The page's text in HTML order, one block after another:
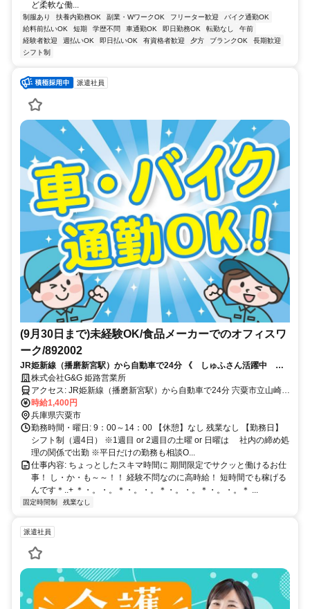
ど柔軟な働...
制服あり 扶養内勤務OK 副業・WワークOK フリーター歓迎
バイク通勤OK
給料前払いOK
短期 学歴不問 車通勤OK 即日勤務OK 転勤なし
午前
経験者歓迎
週払いOK 即日払いOK 有資格者歓迎 夕方 ブランクOK
長期歓迎
シフト制
派遣社員
(9月30日まで)未経験OK/食品メーカーでのオフィスワ
ーク/892002
JR姫新線（播磨新宮駅）から自動車で24分 《 しゅふさん活躍中 》
9～14時まで・残業なし・週4日だけ 土日祝お休みも相談OK！
株式会社G&G 姫路営業所
アクセス: JR姫新線（播磨新宮駅）から自動車で24分 宍粟市立山崎南
中学校から車で13分 （通勤方法）車、バイク、自転車 （駐車場）あ
り / 無料
時給1,400円
兵庫県宍粟市
勤務時間・曜日: 9：00～14：00 【休憩】なし 残業なし 【勤務日】
シフト制（週4日） ※1週目 or 2週目の土曜 or 日曜は 社内の締め処
理の関係で出勤 ※平日だけの勤務も相談O...
仕事内容: ちょっとしたスキマ時間に 期間限定でサクッと働けるお仕
事！ し・か・も～～！！ 経験不問なのに高時給！ 短時間でも稼げる
んです＊..+ ＊・。・。＊・。・。＊・。・。＊・。・。＊ ...
固定時間制 残業なし
派遣社員